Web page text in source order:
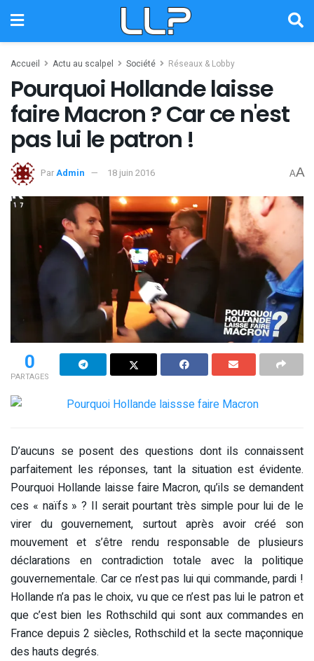
Accueil Actu au scalpel Société Réseaux & Lobby
Pourquoi Hollande laisse
faire Macron ? Car ce n'est
pas lui le patron !
ParAdmin 18 juin 2016 AA
0
PARTAGES
D’aucuns se posent des questions dont ils connaissent
parfaitement les réponses, tant la situation est évidente.
Pourquoi Hollande laisse faire Macron, qu’ils se demandent
ces « naïfs » ? Il serait pourtant très simple pour lui de le
virer du gouvernement, surtout après avoir créé son
mouvement et s’être rendu responsable de plusieurs
déclarations en contradiction totale avec la politique
gouvernementale. Car ce n’est pas lui qui commande, pardi !
Hollande n’a pas le choix, vu que ce n’est pas lui le patron et
que c’est bien les Rothschild qui sont aux commandes en
France depuis 2 siècles, Rothschild et la secte maçonnique
des hauts degrés.